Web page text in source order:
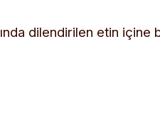
dilendirilen etin içine